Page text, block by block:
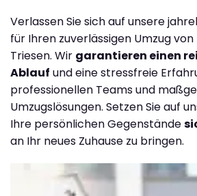
Verlassen Sie sich auf unsere
für Ihren zuverlässigen Umzug
Triesen. Wir garantieren einen
Ablauf und eine stressfreie
professionellen Teams und
Umzugslösungen. Setzen Sie auf
Ihre persönlichen Gegenstände
an Ihr neues Zuhause zu bringen.